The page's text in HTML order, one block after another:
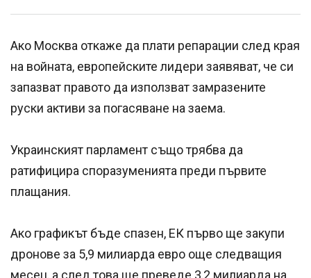
Ако Москва откаже да плати репарации след края
на войната, европейските лидери заявяват, че си
запазват правото да използват замразените
руски активи за погасяване на заема.
Украинският парламент също трябва да
ратифицира споразуменията преди първите
плащания.
Ако графикът бъде спазен, ЕК първо ще закупи
дронове за 5,9 милиарда евро още следващия
месец, а след това ще преведе 3,2 милиарда на